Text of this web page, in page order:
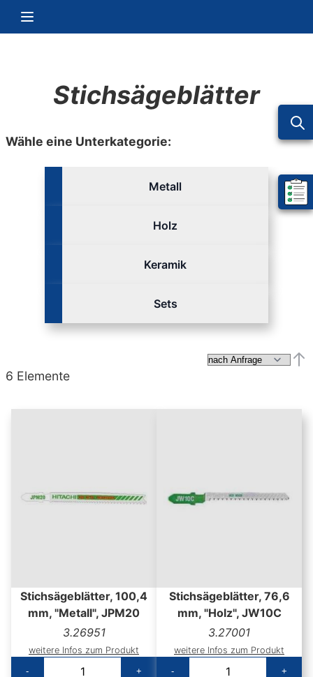
Navigation umschalten
Mein
Stichsägeblätter
Wähle eine Unterkategorie:
Metall
Holz
Keramik
Sets
6 Elemente
Stichsägeblätter, 100,4
mm, "Metall", JPM20
3.26951
weitere Infos zum Produkt
-
+
Stichsägeblätter, 76,6
mm, "Holz", JW10C
3.27001
weitere Infos zum Produkt
-
+